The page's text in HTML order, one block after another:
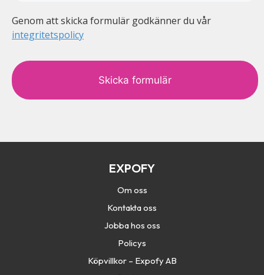
Genom att skicka formulär godkänner du vår
integritetspolicy
a
p
t
EXPOFY
Om oss
Kontakta oss
Jobba hos oss
Policys
Köpvillkor – Expofy AB